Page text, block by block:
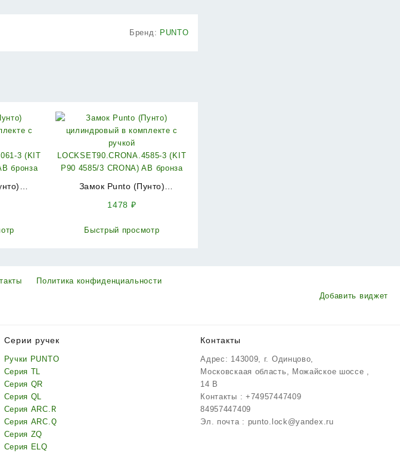
Бренд: PUNTO
AB
Замок Punto (Пунто)
(KIT P90 4585/3 CRONA) AB
1478 ₽
Быстрый просмотр
Политика конфиденциальности
Добавить виджет
Серии ручек
Ручки PUNTO
Серия TL
Серия QR
Серия QL
Серия ARC.R
Серия ARC.Q
Серия ZQ
Серия ELQ
Контакты
Адрес: 143009, г. Одинцово,
Московскаая область, Можайское шоссе ,
14 В
Контакты : +74957447409
84957447409
Эл. почта : punto.lock@yandex.ru